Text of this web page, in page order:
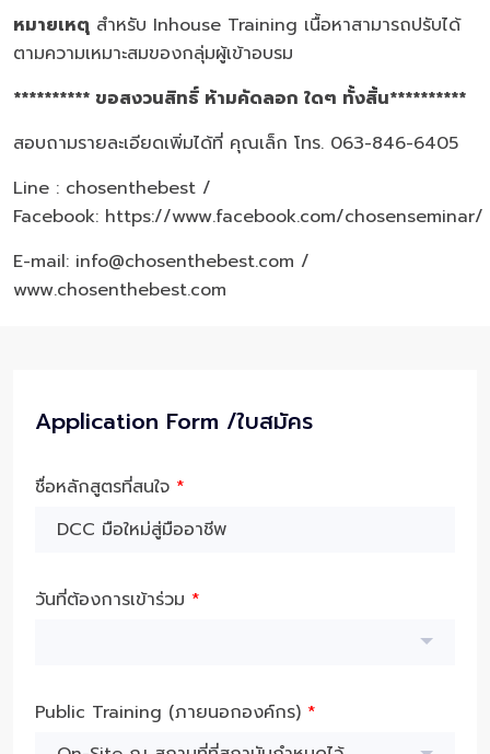
หมายเหตุ สำหรับ Inhouse Training เนื้อหาสามารถปรับได้
ตามความเหมาะสมของกลุ่มผู้เข้าอบรม
********** ขอสงวนสิทธิ์ ห้ามคัดลอก ใดๆ ทั้งสิ้น**********
สอบถามรายละเอียดเพิ่มได้ที่ คุณเล็ก โทร. 063-846-6405
Line : chosenthebest /
Facebook: https://www.facebook.com/chosenseminar/
E-mail: info@chosenthebest.com /
www.chosenthebest.com
Application Form /ใบสมัคร
ชื่อหลักสูตรที่สนใจ *
วันที่ต้องการเข้าร่วม *
Public Training (ภายนอกองค์กร) *